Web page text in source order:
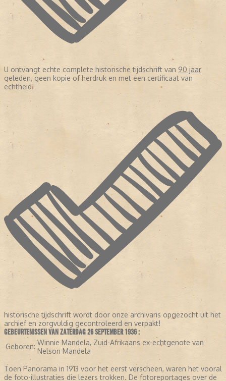
U ontvangt echte complete historische tijdschrift van 90 jaar
geleden, geen kopie of herdruk en met een certificaat van
echtheid!
historische tijdschrift wordt door onze archivaris opgezocht uit het
archief en zorgvuldig gecontroleerd en verpakt!
GEBEURTENISSEN VAN ZATERDAG 26 SEPTEMBER 1936 :
Geboren: Winnie Mandela, Zuid-Afrikaans ex-echtgenote van
Nelson Mandela
Toen Panorama in 1913 voor het eerst verscheen, waren het vooral
de foto-illustraties die lezers trokken. De fotoreportages over de